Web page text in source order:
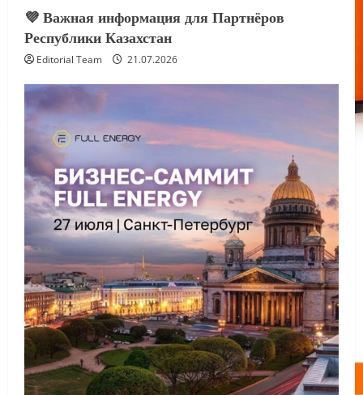
💜 Важная информация для Партнёров
Республики Казахстан
Editorial Team 21.07.2026